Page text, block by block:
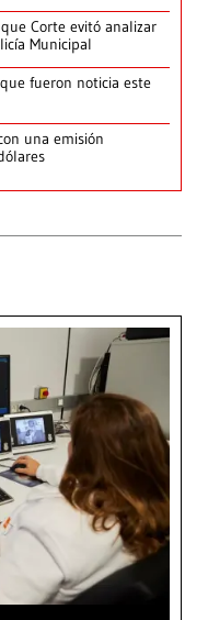
Corte evitó analizar
Municipal
fueron noticia este
una emisión